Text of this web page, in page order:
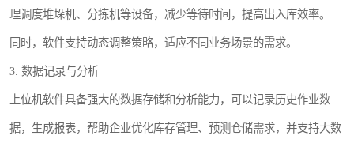
理调度堆垛机、分拣机等设备，减少等待时间，提高出入库效率。
同时，软件支持动态调整策略，适应不同业务场景的需求。
3. 数据记录与分析
上位机软件具备强大的数据存储和分析能力，可以记录历史作业数
据，生成报表，帮助企业优化库存管理、预测仓储需求，并支持大数